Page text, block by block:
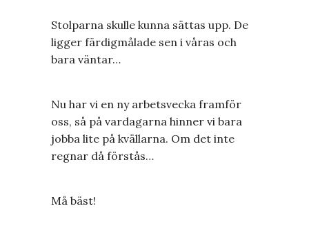
Stolparna skulle kunna sättas upp. De
ligger färdigmålade sen i våras och
bara väntar…
Nu har vi en ny arbetsvecka framför
oss, så på vardagarna hinner vi bara
jobba lite på kvällarna. Om det inte
regnar då förstås…
Må bäst!